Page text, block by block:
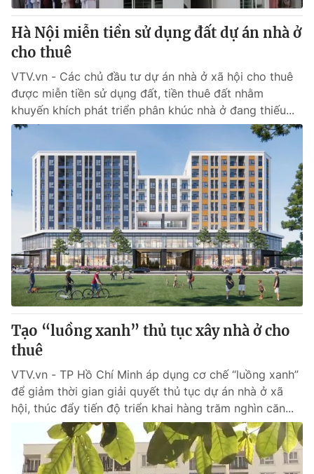
Hà Nội miễn tiền sử dụng đất dự án nhà ở
cho thuê
VTV.vn - Các chủ đầu tư dự án nhà ở xã hội cho thuê
được miễn tiền sử dụng đất, tiền thuê đất nhằm
khuyến khích phát triển phân khúc nhà ở đang thiếu...
Tạo “luồng xanh” thủ tục xây nhà ở cho
thuê
VTV.vn - TP Hồ Chí Minh áp dụng cơ chế “luồng xanh”
để giảm thời gian giải quyết thủ tục dự án nhà ở xã
hội, thúc đẩy tiến độ triển khai hàng trăm nghìn căn...